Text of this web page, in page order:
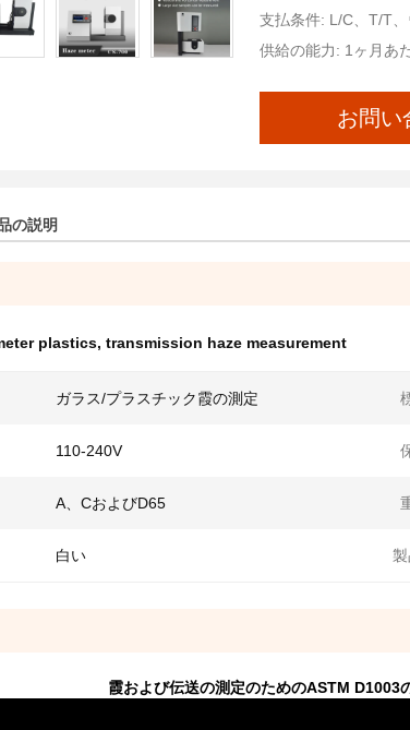
支払条件: L/C、T/T、
供給の能力: 1ヶ月あ
お問い
の説明
plastics, transmission haze measurement
ガラス/プラスチック霞の測定
110-240V
A、CおよびD65
白い
霞および伝送の測定のためのASTM D1003